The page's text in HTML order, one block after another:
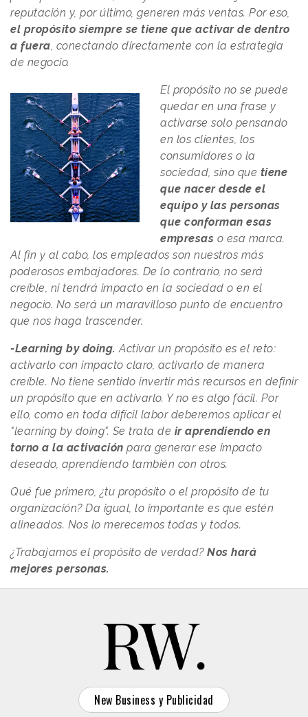
reputación y, por último, generen más ventas. Por eso,
el propósito siempre se tiene que activar de dentro
a fuera, conectando directamente con la estrategia
de negocio.
El propósito no se puede
quedar en una frase y
activarse solo pensando
en los clientes, los
consumidores o la
sociedad, sino que tiene
que nacer desde el
equipo y las personas
que conforman esas
empresas o esa marca.
Al fin y al cabo, los empleados son nuestros más
poderosos embajadores. De lo contrario, no será
creíble, ni tendrá impacto en la sociedad o en el
negocio. No será un maravilloso punto de encuentro
que nos haga trascender.
-Learning by doing. Activar un propósito es el reto:
activarlo con impacto claro, activarlo de manera
creíble. No tiene sentido invertir más recursos en definir
un propósito que en activarlo. Y no es algo fácil. Por
ello, como en toda difícil labor deberemos aplicar el
"learning by doing". Se trata de ir aprendiendo en
torno a la activación para generar ese impacto
deseado, aprendiendo también con otros.
Qué fue primero, ¿tu propósito o el propósito de tu
organización? Da igual, lo importante es que estén
alineados. Nos lo merecemos todas y todos.
¿Trabajamos el propósito de verdad? Nos hará
mejores personas.
New Business y Publicidad